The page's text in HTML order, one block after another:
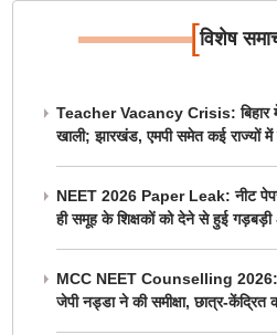
[विशेष
Teacher Vacancy Crisis: बिहार
खाली; झारखंड, एमपी समेत कई राज्यों में
NEET 2026 Paper Leak: नीट
ही समूह के शिक्षकों को देने से हुई
MCC NEET Counselling 2026:
जेपी नड्डा ने की समीक्षा, छात्र-केंद्रित